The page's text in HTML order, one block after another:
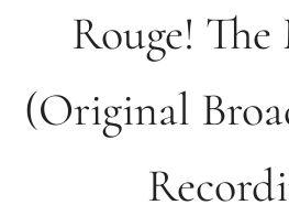
Rouge!
(Original